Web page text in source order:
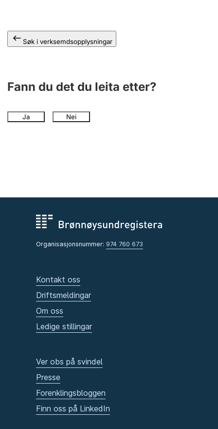
Søk i verksemdsopplysningar
Fann du det du leita etter?
Ja Nei
Organisasjonsnummer: 974 760 673
Kontakt oss
Driftsmeldingar
Om oss
Ledige stillingar
Ver obs på svindel
Presse
Forenklingsbloggen
Finn oss på LinkedIn